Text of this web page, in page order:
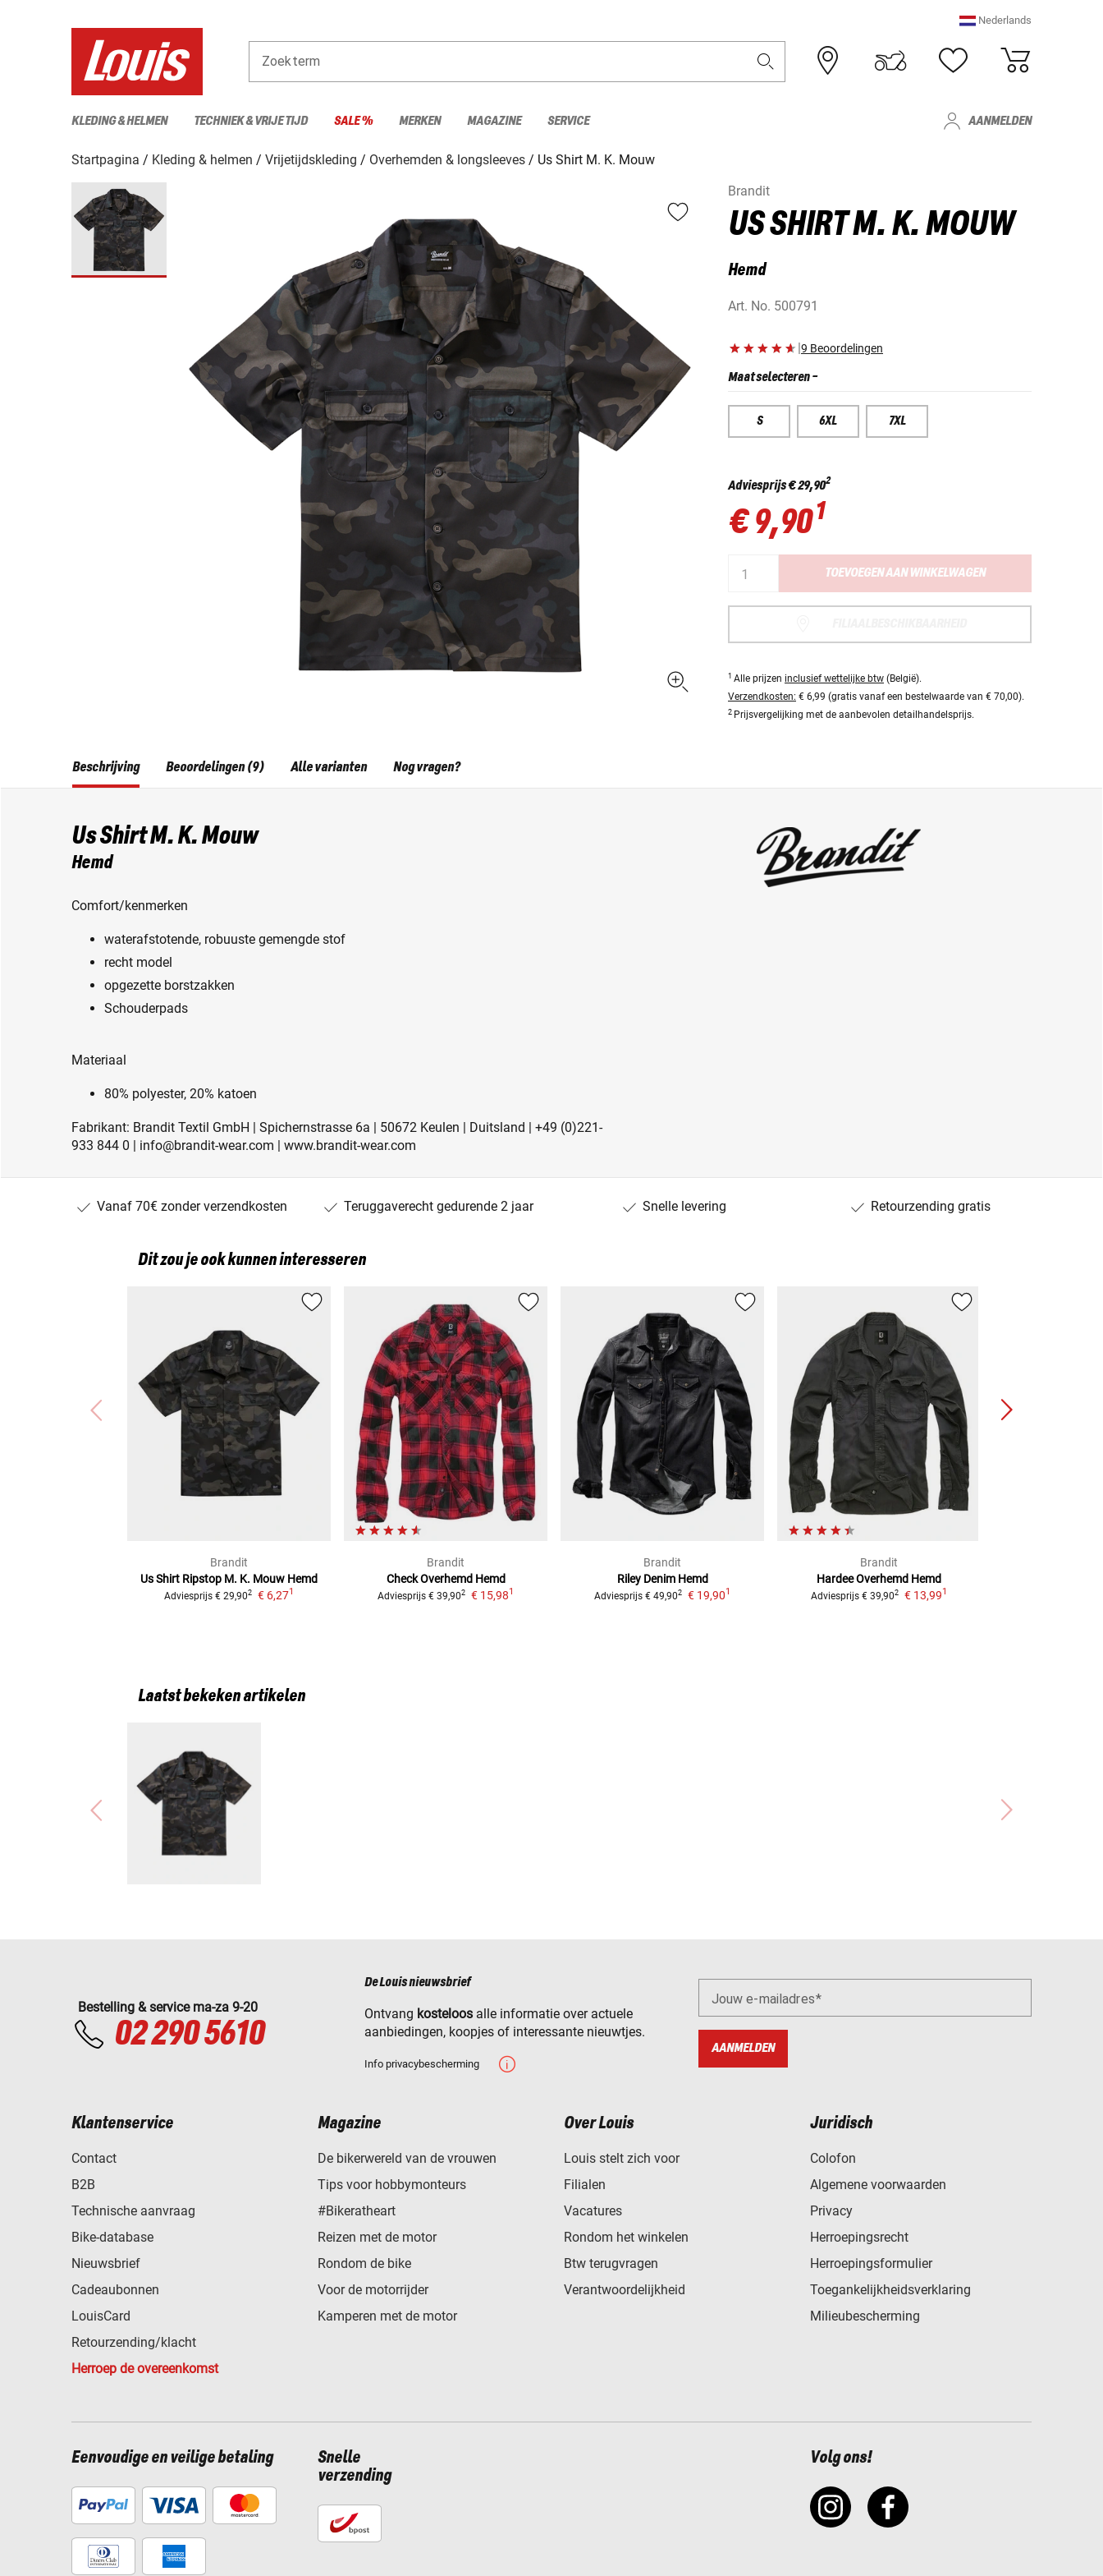
Nederlands
Zoekterm
KLEDING & HELMEN TECHNIEK & VRIJE TIJD SALE % MERKEN MAGAZINE SERVICE AANMELDEN
Startpagina Kleding & helmen Vrijetijdskleding Overhemden & longsleeves
Us Shirt M. K. Mouw
Brandit
US SHIRT M. K. MOUW
Hemd
Art. No. 500791
|9 Beoordelingen
Maat selecteren-
S 6XL 7XL
Adviesprijs€ 29,902
€ 9,901
TOEVOEGEN AAN WINKELWAGEN
1 Alle prijzen inclusief wettelijke btw (België).
Verzendkosten: € 6,99 (gratis vanaf een bestelwaarde van € 70,00).
2 Prijsvergelijking met de aanbevolen detailhandelsprijs.
Beschrijving
Us Shirt M. K. Mouw
Hemd
Comfort/kenmerken
waterafstotende, robuuste gemengde stof
recht model
opgezette borstzakken
Schouderpads
Materiaal
80% polyester, 20% katoen
Fabrikant: Brandit Textil GmbH | Spichernstrasse 6a | 50672 Keulen | Duitsland | +49 (0)221-
933 844 0 | info@brandit-wear.com | www.brandit-wear.com
Beoordelingen (9) Alle varianten Nog vragen?
Vanaf 70€ zonder verzendkosten Teruggaverecht gedurende 2 jaar Snelle levering Retourzending gratis
Dit zou je ook kunnen interesseren
Brandit
Us Shirt Ripstop M. K. Mouw Hemd
Adviesprijs € 29,902 € 6,271
Brandit
Check Overhemd Hemd
Adviesprijs € 39,902 € 15,981
Brandit
Riley Denim Hemd
Adviesprijs € 49,902 € 19,901
Brandit
Hardee Overhemd Hemd
Adviesprijs € 39,902 € 13,991
Laatst bekeken artikelen
Bestelling & service ma-za 9-20
02 290 5610
De Louis nieuwsbrief
Ontvang kosteloos alle informatie over actuele
aanbiedingen, koopjes of interessante nieuwtjes.
Info privacybescherming
Jouw e-mailadres
AANMELDEN
Klantenservice
Contact
B2B
Technische aanvraag
Bike-database
Nieuwsbrief
Cadeaubonnen
LouisCard
Retourzending/klacht
Herroep de overeenkomst
Magazine
De bikerwereld van de vrouwen
Tips voor hobbymonteurs
#Bikeratheart
Reizen met de motor
Rondom de bike
Voor de motorrijder
Kamperen met de motor
Over Louis
Louis stelt zich voor
Filialen
Vacatures
Rondom het winkelen
Btw terugvragen
Verantwoordelijkheid
Juridisch
Colofon
Algemene voorwaarden
Privacy
Herroepingsrecht
Herroepingsformulier
Toegankelijkheidsverklaring
Milieubescherming
Eenvoudige en veilige betaling
Snelle
verzending
Volg ons!